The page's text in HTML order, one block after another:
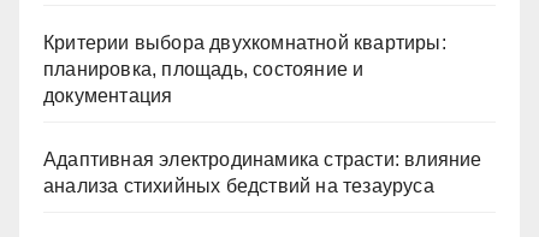
Критерии выбора двухкомнатной квартиры:
планировка, площадь, состояние и
документация
Адаптивная электродинамика страсти: влияние
анализа стихийных бедствий на тезауруса